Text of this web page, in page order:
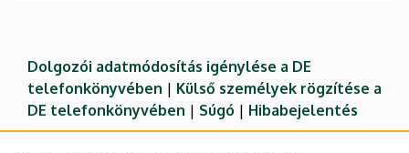
Dolgozói adatmódosítás igénylése a DE
telefonkönyvében | Külső személyek rögzítése a
DE telefonkönyvében | Súgó | Hibabejelentés